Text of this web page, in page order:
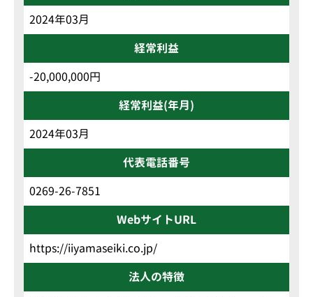
2024年03月
経常利益
-20,000,000円
経常利益(年月)
2024年03月
代表電話番号
0269-26-7851
WebサイトURL
https://iiyamaseiki.co.jp/
法人の特徴